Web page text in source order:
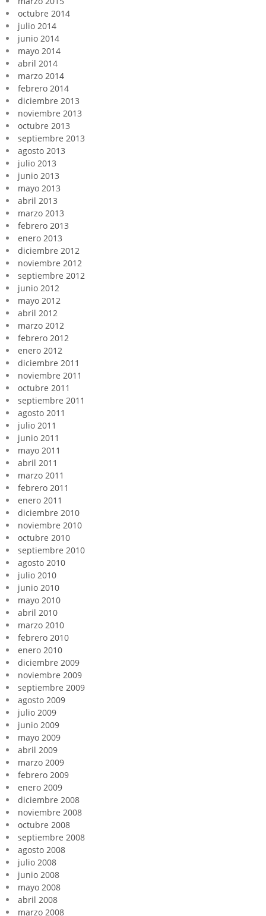
octubre 2014
julio 2014
junio 2014
mayo 2014
abril 2014
marzo 2014
febrero 2014
diciembre 2013
noviembre 2013
octubre 2013
septiembre 2013
agosto 2013
julio 2013
junio 2013
mayo 2013
abril 2013
marzo 2013
febrero 2013
enero 2013
diciembre 2012
noviembre 2012
septiembre 2012
junio 2012
mayo 2012
abril 2012
marzo 2012
febrero 2012
enero 2012
diciembre 2011
noviembre 2011
octubre 2011
septiembre 2011
agosto 2011
julio 2011
junio 2011
mayo 2011
abril 2011
marzo 2011
febrero 2011
enero 2011
diciembre 2010
noviembre 2010
octubre 2010
septiembre 2010
agosto 2010
julio 2010
junio 2010
mayo 2010
abril 2010
marzo 2010
febrero 2010
enero 2010
diciembre 2009
noviembre 2009
septiembre 2009
agosto 2009
julio 2009
junio 2009
mayo 2009
abril 2009
marzo 2009
febrero 2009
enero 2009
diciembre 2008
noviembre 2008
octubre 2008
septiembre 2008
agosto 2008
julio 2008
junio 2008
mayo 2008
abril 2008
marzo 2008